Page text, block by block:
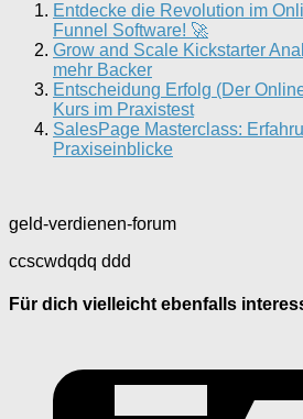
Entdecke die Revolution im
Funnel Software! 🚀
Grow and Scale Kickstarter
mehr Backer
Entscheidung Erfolg (Der
Kurs im Praxistest
SalesPage Masterclass:
Praxiseinblicke
geld-verdienen-forum
ccscwdqdq ddd
Für dich vielleicht ebenfalls